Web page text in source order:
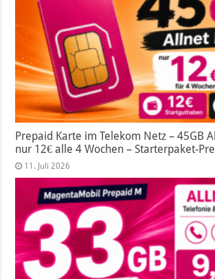
Prepaid Karte im Telekom Netz – 45GB
nur 12€ alle 4 Wochen – Starterpaket-
11. Juli 2026